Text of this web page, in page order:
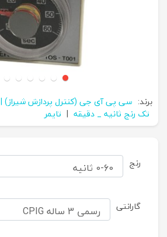
برند: سی پی آی جی (کنترل پردازش شیراز) | Iran |
تک رنج ثانیه _ دقیقه | تایمر
رنج
گارانتی